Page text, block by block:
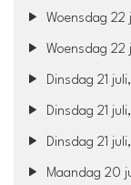
Woensdag 22
Woensdag 22
Dinsdag 21
Dinsdag 21
Dinsdag 21
Maandag 20